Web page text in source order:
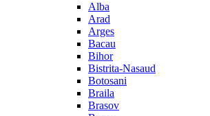
Alba
Arad
Arges
Bacau
Bihor
Bistrita-Nasaud
Botosani
Braila
Brasov